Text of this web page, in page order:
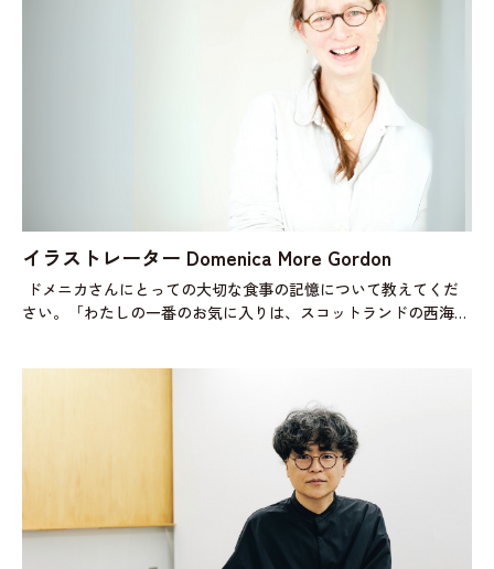
イラストレーター Domenica More Gordon
ドメニカさんにとっての大切な食事の記憶について教えてくだ
さい。「わたしの一番のお気に入りは、スコットランドの西海岸